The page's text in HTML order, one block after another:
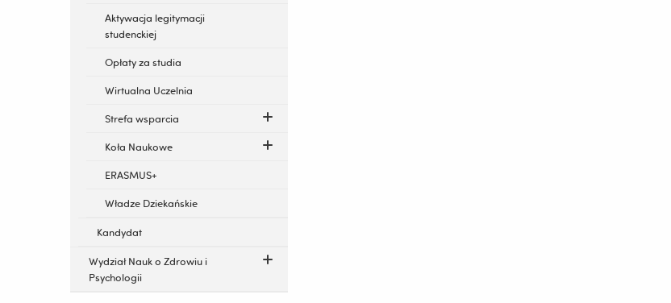
Aktywacja legitymacji
studenckiej
Opłaty za studia
Wirtualna Uczelnia
Strefa wsparcia
Koła Naukowe
ERASMUS+
Władze Dziekańskie
Kandydat
Wydział Nauk o Zdrowiu i
Psychologii